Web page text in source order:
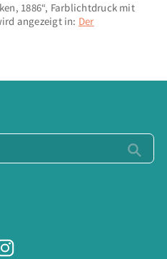
1886“, Farblichtdruck mit
angezeigt in: Der